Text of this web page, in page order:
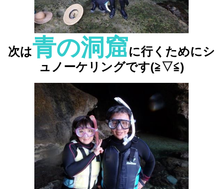
次は青の洞窟に行くためにシ
ュノーケリングです(≧▽≦)